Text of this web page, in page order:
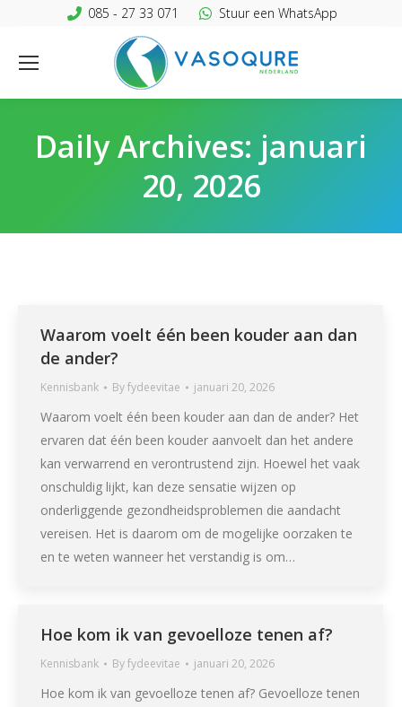
085 - 27 33 071 Stuur een WhatsApp
Daily Archives: januari
20, 2026
Waarom voelt één been kouder aan dan
de ander?
Kennisbank Byfydeevitae januari 20, 2026
Waarom voelt één been kouder aan dan de ander? Het
ervaren dat één been kouder aanvoelt dan het andere
kan verwarrend en verontrustend zijn. Hoewel het vaak
onschuldig lijkt, kan deze sensatie wijzen op
onderliggende gezondheidsproblemen die aandacht
vereisen. Het is daarom om de mogelijke oorzaken te
en te weten wanneer het verstandig is om…
Hoe kom ik van gevoelloze tenen af?
Kennisbank Byfydeevitae januari 20, 2026
Hoe kom ik van gevoelloze tenen af? Gevoelloze tenen